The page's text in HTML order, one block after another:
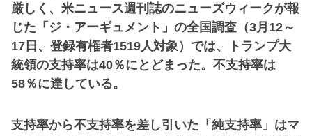
厳しく、米ニュース週刊誌のニューズウィークが報
じた「ジ・アーギュメント」の全国調査（3月12～
17日、登録有権者1519人対象）では、トランプ大
統領の支持率は40％にとどまった。不支持率は
58％に達している。
支持率から不支持率を差し引いた「純支持率」はマ